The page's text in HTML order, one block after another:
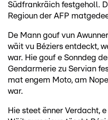
Südfrankräich festgeholl.
Regioun der AFP
De Mann gouf vun
wäit vu Béziers entdeckt,
war. Hie gouf e Sonndeg
Gendarmerie zu Servian
mat engem Moto, am
war.
Hie steet ënner Verdacht,